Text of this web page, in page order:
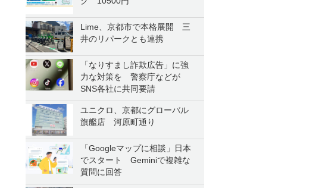
Lime、京都市で本格展開 三
井のリパークとも連携
「なりすまし詐欺広告」に強
力な対策を 警察庁などが
SNS各社に共同要請
ユニクロ、京都にグローバル
旗艦店 河原町通り
「Googleマップに相談」日本
でスタート Geminiで複雑な
質問に回答